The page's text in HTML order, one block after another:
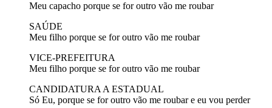
Meu capacho porque se for outro vão me roubar
SAÚDE
Meu filho porque se for outro vão me roubar
VICE-PREFEITURA
Meu filho porque se for outro vão me roubar
CANDIDATURA A ESTADUAL
Só Eu, porque se for outro vão me roubar e eu vou perder